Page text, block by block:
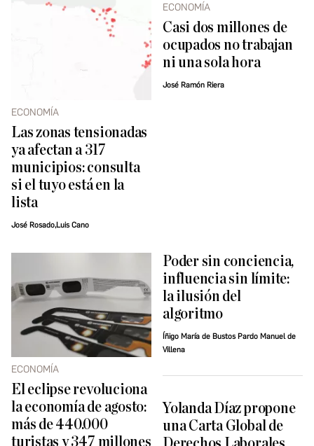
ECONOMÍA
Las zonas tensionadas
ya afectan a 317
municipios: consulta
si el tuyo está en la
lista
José Rosado,Luis Cano
ECONOMÍA
Casi dos millones de
ocupados no trabajan
ni una sola hora
José Ramón Riera
ECONOMÍA
El eclipse revoluciona
la economía de agosto:
más de 440.000
turistas y 347 millones
Poder sin conciencia,
influencia sin límite:
la ilusión del
algoritmo
Íñigo María de Bustos Pardo Manuel de
Villena
Yolanda Díaz propone
una Carta Global de